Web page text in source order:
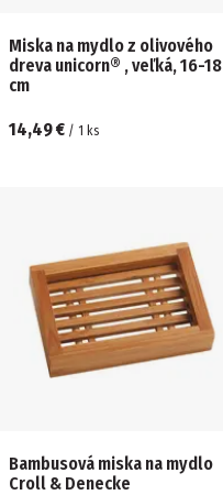
Miska na mydlo z olivového
dreva unicorn® , veľká, 16-18
cm
14,49 € / 1 ks
Bambusová miska na mydlo
Croll & Denecke